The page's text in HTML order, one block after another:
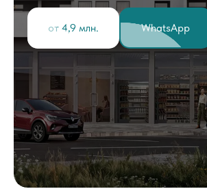
от 4,9 млн. WhatsApp